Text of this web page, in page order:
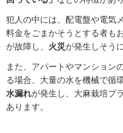
犯人の中には、配電盤や電気
料金をごまかそうとする者も
が故障し、 火災が発生しそう
また、アパートやマンション
る場合、大量の水を機械で循
水漏れが発生し、大麻栽培プ
あります。